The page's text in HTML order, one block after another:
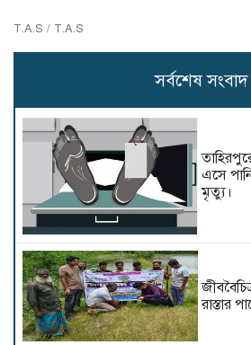
T.A.S / T.A.S
সর্বশেষ সংবাদ
এসে
মৃত্যু।
রাস্তার